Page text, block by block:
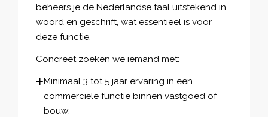
beheers je de Nederlandse taal uitstekend in
woord en geschrift, wat essentieel is voor
deze functie.
Concreet zoeken we iemand met:
Minimaal 3 tot 5 jaar ervaring in een
commerciële functie binnen vastgoed of
bouw;